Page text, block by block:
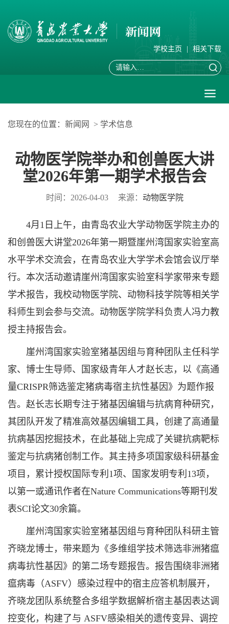
学校主页 相关下载
您现在的位置： 新闻网 > 学术信息
动物医学院举办和创兽医大讲
堂2026年第一期学术报告会
时间：2026-04-03 来源： 动物医学院
4月1日上午，由青岛农业大学动物医学院主办的
和创兽医大讲堂2026年第一期暨崖州湾国家实验室高
水平学术交流会，在青岛农业大学学术会馆会议厅举
行。本次活动邀请崖州湾国家实验室科学家带来专题
学术报告，我校动物医学院、动物科技学院等相关学
科师生到会参与交流。动物医学院学科负责人冯力教
授主持报告会。
崖州湾国家实验室猪基因组与育种团队主任科学
家、博士生导师、国家级青年人才赵长志，以《高通
量CRISPR筛选鉴定猪病毒宿主抗性基因》为题作报
告。赵长志长期专注于猪基因编辑与抗病育种研究，
其团队开发了精准高效基因编辑工具，创建了高通量
抗病基因挖掘技术，在此基础上完成了关键抗病靶标
鉴定与抗病猪创制工作。其主持多项国家级科研基金
项目，累计授权国际专利1项、国家发明专利13项，
以第一或通讯作者在Nature Communications等期刊发
表SCI论文30余篇。
崖州湾国家实验室猪基因组与育种团队科研主管
齐晓龙博士，带来题为《多维组学技术筛选非洲猪瘟
病毒抗性基因》的第二场专题报告。报告围绕非洲猪
瘟病毒（ASFV）感染过程中的宿主应答机制展开，
齐晓龙团队系统整合多组学数据解析宿主基因表达调
控变化，构建了与 ASFV感染相关的遗传变异、调控